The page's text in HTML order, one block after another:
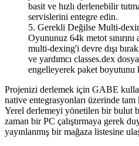
basit ve hızlı derlenebilir
servislerini entegre edin.
Gerekli Değilse Multi-
Oyununuz 64k metot sınırını
multi-dexing'i devre dışı
ve yardımcı classes.dex
engelleyerek paket boyutunu
Projenizi derlemek için GABE
native entegrasyonları üzerinde tam
Yerel derlemeyi yönetilen bir bulut
zaman bir PC çalıştırmaya gerek
yayınlanmış bir mağaza listesine